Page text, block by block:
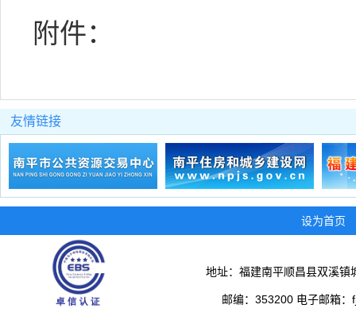
附件：
友情链接
设为首页
地址：福建南平顺昌县双溪
邮编：353200 电子邮箱